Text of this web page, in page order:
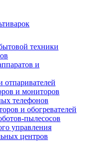
техники
и
отпаривателей
и мониторов
телефонов
и обогревателей
пылесосов
управления
центров